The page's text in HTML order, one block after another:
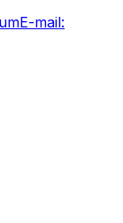
E-mail: